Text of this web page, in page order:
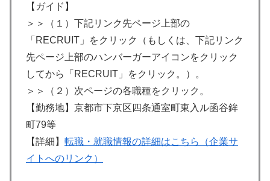
【ガイド】
＞＞（１）下記リンク先ページ上部の
「RECRUIT」をクリック（もしくは、下記リンク
先ページ上部のハンバーガーアイコンをクリック
してから「RECRUIT」をクリック。）。
＞＞（２）次ページの各職種をクリック。
【勤務地】京都市下京区四条通室町東入ル函谷鉾
町79等
【詳細】 転職・就職情報の詳細はこちら（企業サ
イトへのリンク）